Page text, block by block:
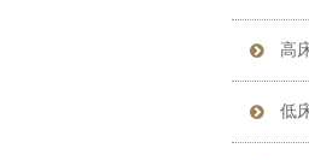
高
低